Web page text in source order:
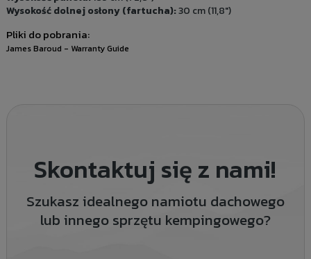
Wysokość dolnej osłony (fartucha):30 cm (11,8″)
Pliki do pobrania:
James Baroud - Warranty Guide
Skontaktuj się z nami!
Szukasz idealnego namiotu dachowego
lub innego sprzętu kempingowego?